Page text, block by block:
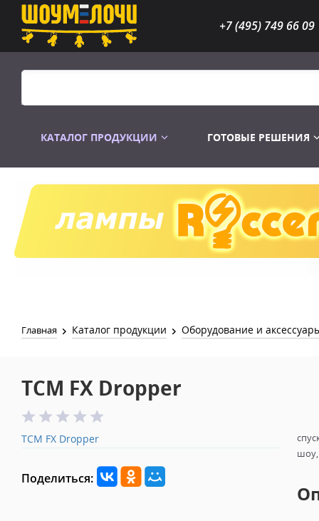
+7 (495) 749 66 09
КАТАЛОГ ПРОДУКЦИИ
Распродажа Лампы
ГОТОВЫЕ РЕШЕНИЯ
Главная Каталог продукции Оборудование и
TCM FX Dropper
TCM FX Dropper
Поделиться:
шоу,